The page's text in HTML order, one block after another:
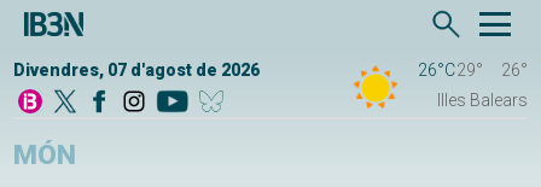
Divendres, 07 d'agost de 2026 26°C29°
26°
Illes Balears
MÓN